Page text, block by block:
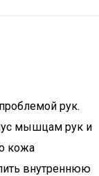
рук.
мышцам рук и
кожа
внутреннюю